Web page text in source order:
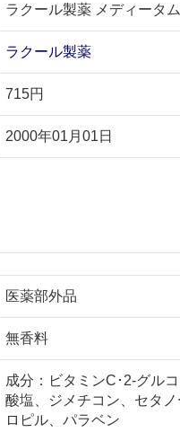
ラクール製薬 メディータ
ラクール製薬
715円
2000年01月01日
医薬部外品
無香料
成分：ビタミンC･2-グル
酸塩、ジメチコン、セタ
ロピル、パラベン